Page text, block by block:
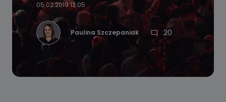
05.02.2019 12:05
Paulina Szczepaniak 20